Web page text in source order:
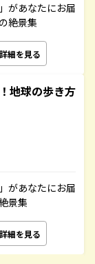
があなたにお届
絶景集
詳細を見る
地球の歩き方
があなたにお届
景集
詳細を見る